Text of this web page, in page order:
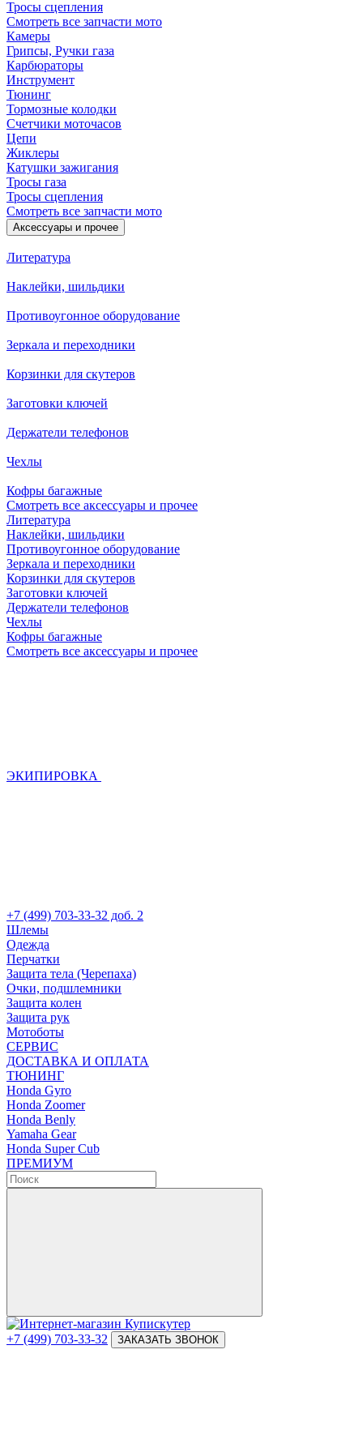
Тросы сцепления
Смотреть все запчасти мото
Камеры
Грипсы, Ручки газа
Карбюраторы
Инструмент
Тюнинг
Тормозные колодки
Счетчики моточасов
Цепи
Жиклеры
Катушки зажигания
Тросы газа
Тросы сцепления
Смотреть все запчасти мото
Аксессуары и прочее
Литература
Наклейки, шильдики
Противоугонное оборудование
Зеркала и переходники
Корзинки для скутеров
Заготовки ключей
Держатели телефонов
Чехлы
Кофры багажные
Смотреть все аксессуары и прочее
Литература
Наклейки, шильдики
Противоугонное оборудование
Зеркала и переходники
Корзинки для скутеров
Заготовки ключей
Держатели телефонов
Чехлы
Кофры багажные
Смотреть все аксессуары и прочее
ЭКИПИРОВКА
+7 (499) 703-33-32 доб. 2
Шлемы
Одежда
Перчатки
Защита тела (Черепаха)
Очки, подшлемники
Защита колен
Защита рук
Мотоботы
СЕРВИС
ДОСТАВКА И ОПЛАТА
ТЮНИНГ
Honda Gyro
Honda Zoomer
Honda Benly
Yamaha Gear
Honda Super Cub
ПРЕМИУМ
+7 (499) 703-33-32 ЗАКАЗАТЬ ЗВОНОК